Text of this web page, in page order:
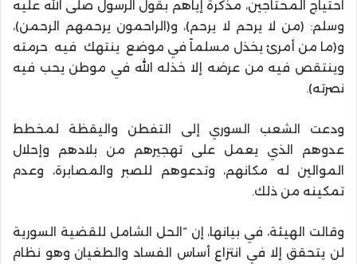
احتياج المحتاجين، مذكرة إياهم بقول الرسول صلى الله عليه
وسلم: (من لا يرحم لا يرحم)، و(الراحمون يرحمهم الرحمن)،
و(ما من أمرئ يخذل مسلماً في موضع ينتهك فيه حرمته
وينتقص فيه من عرضه إلا خذله الله في موطن يحب فيه
نصرته).
ودعت الشعب السوري إلى التفطن واليقظة لمخطط
عدوهم الذي يعمل على تهجيرهم من بلادهم وإحلال
الموالين له مكانهم، وتدعوهم للصبر والمصابرة، وعدم
تمكينه من ذلك.
وقالت الهيئة، في بيانها، إن “الحل الشامل للقضية السورية
لن يتحقق إلا في انتزاع أساس الفساد والطغيان وهو نظام